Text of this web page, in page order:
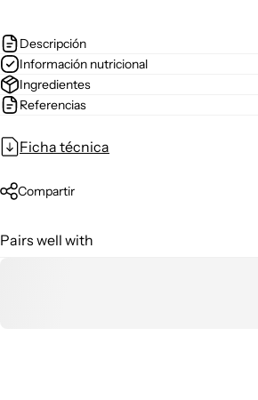
Descripción
Información nutricional
Ingredientes
Referencias
Ficha técnica
Compartir
Pairs well with